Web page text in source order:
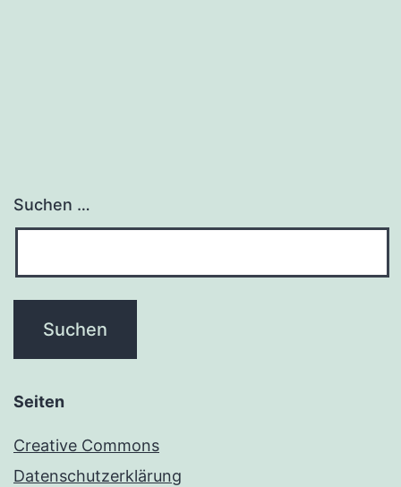
Suchen …
Seiten
Creative Commons
Datenschutzerklärung